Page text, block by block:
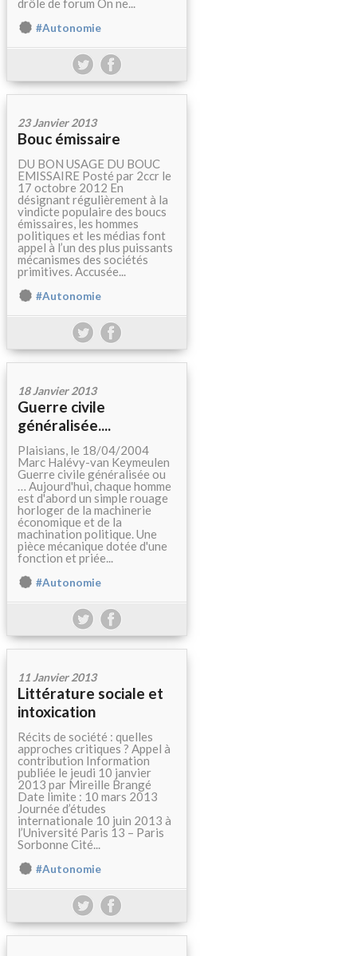
drôle de forum On ne...
#Autonomie
23 Janvier 2013
Bouc émissaire
DU BON USAGE DU BOUC
EMISSAIRE Posté par 2ccr le
17 octobre 2012 En
désignant régulièrement à la
vindicte populaire des boucs
émissaires, les hommes
politiques et les médias font
appel à l’un des plus puissants
mécanismes des sociétés
primitives. Accusée...
#Autonomie
18 Janvier 2013
Guerre civile
généralisée....
Plaisians, le 18/04/2004
Marc Halévy-van Keymeulen
Guerre civile généralisée ou
… Aujourd'hui, chaque homme
est d'abord un simple rouage
horloger de la machinerie
économique et de la
machination politique. Une
pièce mécanique dotée d'une
fonction et priée...
#Autonomie
11 Janvier 2013
Littérature sociale et
intoxication
Récits de société : quelles
approches critiques ? Appel à
contribution Information
publiée le jeudi 10 janvier
2013 par Mireille Brangé
Date limite : 10 mars 2013
Journée d’études
internationale 10 juin 2013 à
l’Université Paris 13 – Paris
Sorbonne Cité...
#Autonomie